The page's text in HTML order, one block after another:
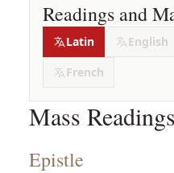
Readings and
Latin English
French
Mass Readings
Epistle